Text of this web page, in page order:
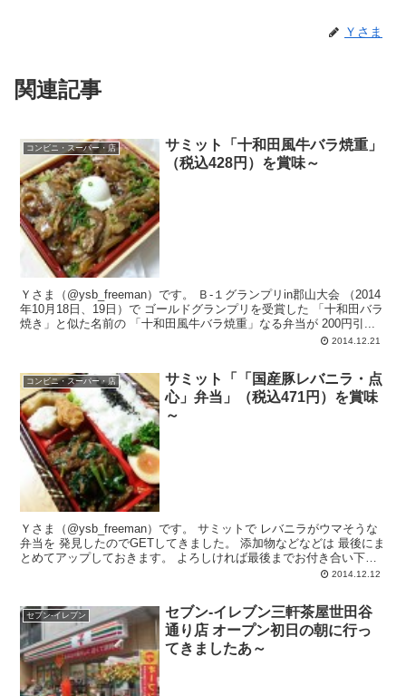
Ｙさま
関連記事
コンビニ・スーパー・店
サミット「十和田風牛バラ焼重」
（税込428円）を賞味～
Ｙさま（@ysb_freeman）です。 Ｂ-１グランプリin郡山大会 （2014
年10月18日、19日）で ゴールドグランプリを受賞した 「十和田バラ
焼き」と似た名前の 「十和田風牛バラ焼重」なる弁当が 200円引...
2014.12.21
コンビニ・スーパー・店
サミット「「国産豚レバニラ・点
心」弁当」（税込471円）を賞味
～
Ｙさま（@ysb_freeman）です。 サミットで レバニラがウマそうな
弁当を 発見したのでGETしてきました。 添加物などなどは 最後にま
とめてアップしておきます。 よろしければ最後までお付き合い下さ
2014.12.12
セブン-イレブン
セブン-イレブン三軒茶屋世田谷
通り店 オープン初日の朝に行っ
てきましたあ～